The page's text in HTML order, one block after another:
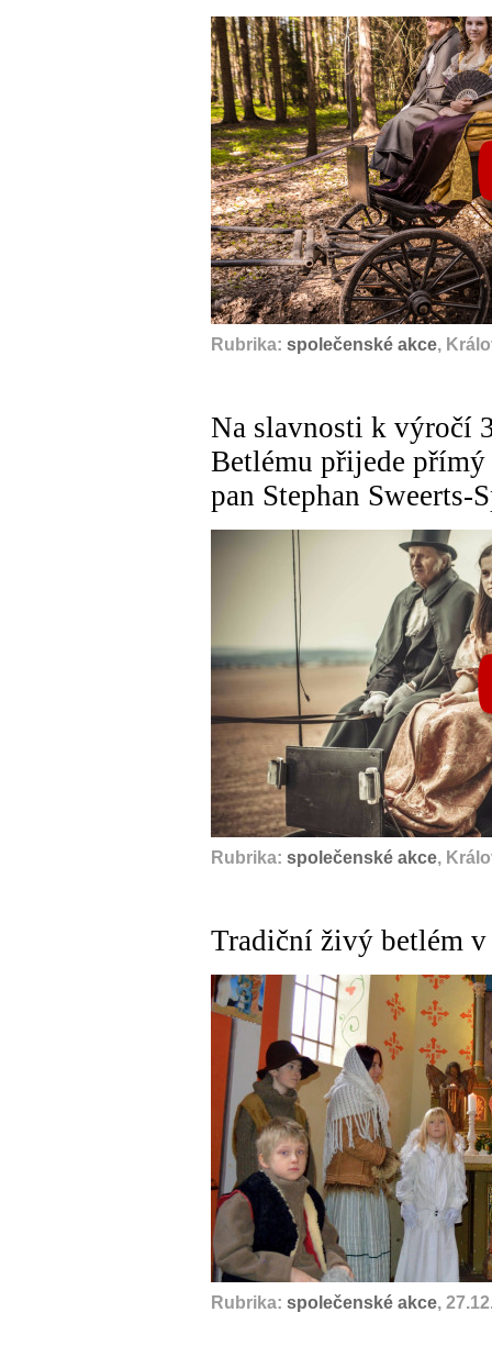
Rubrika: společenské akce,
Na slavnosti k výročí
Betlému přijede přímý
pan Stephan Sweerts-
Rubrika: společenské akce,
Tradiční živý betlém
Rubrika: společenské akce,